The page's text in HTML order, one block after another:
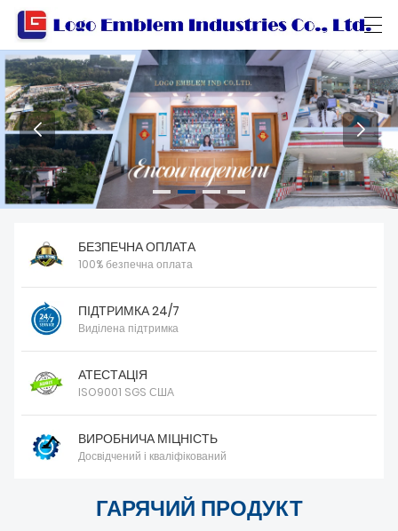
БУДИНКИ
ПРОДУКТИ
МАЙСТЕРНЯ
ПРО НАС
ЗВЯЖІТЬСЯ З НАМИ
КАТАЛОГ ПРОДУКЦІЇ
العربية বাংলা ভাষার Български Català
БЕЗПЕЧНА ОПЛАТА
100% безпечна оплата
ПІДТРИМКА 24/7
Виділена підтримка
АТЕСТАЦІЯ
ISO9001 SGS США
ВИРОБНИЧА МІЦНІСТЬ
Досвідчений і кваліфікований
ГАРЯЧИЙ ПРОДУКТ